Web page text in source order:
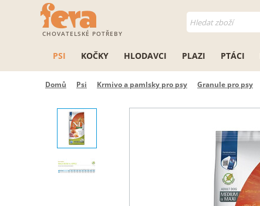
CHOVATELSKÉ POTŘEBY
PSI KOČKY HLODAVCI PLAZI PTÁCI
Domů Psi Krmivo a pamlsky pro psy Granule pro psy